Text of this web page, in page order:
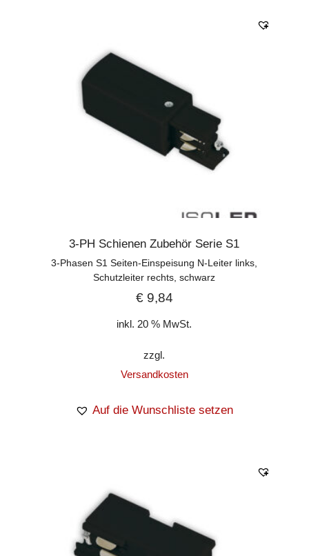
3-PH Schienen Zubehör Serie S1
3-Phasen S1 Seiten-Einspeisung N-Leiter links,
Schutzleiter rechts, schwarz
€9,84
inkl. 20 % MwSt.
zzgl.
Versandkosten
Auf die Wunschliste setzen